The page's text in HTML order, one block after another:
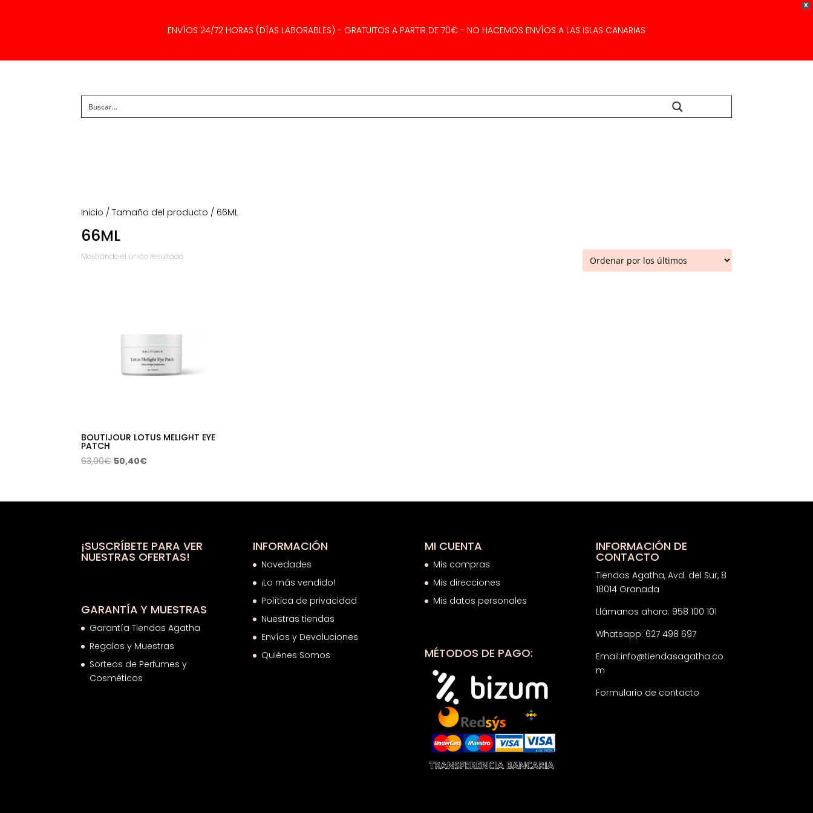
X
ENVÍOS 24/72 HORAS (DÍAS LABORABLES) - GRATUITOS A PARTIR DE 70€ - NO HACEMOS ENVÍOS A LAS ISLAS CANARIAS
Inicio / Tamaño del producto / 66ML
66ML
Mostrando el único resultado
BOUTIJOUR LOTUS MELIGHT EYE
PATCH
63,00€ El
era:
50,40€El
es:
¡SUSCRÍBETE PARA VER
NUESTRAS OFERTAS!
GARANTÍA Y MUESTRAS
Garantía Tiendas Agatha
Regalos y Muestras
Sorteos de Perfumes y
Cosméticos
INFORMACIÓN
Novedades
¡Lo más vendido!
Política de privacidad
Nuestras tiendas
Envíos y Devoluciones
Quiénes Somos
MI CUENTA
Mis compras
Mis direcciones
Mis datos personales
MÉTODOS DE PAGO:
INFORMACIÓN DE
CONTACTO
Tiendas Agatha, Avd. del Sur, 8
18014 Granada
Llámanos ahora: 958 100 101
Whatsapp: 627 498 697
Email:info@tiendasagatha.co
m
Formulario de contacto